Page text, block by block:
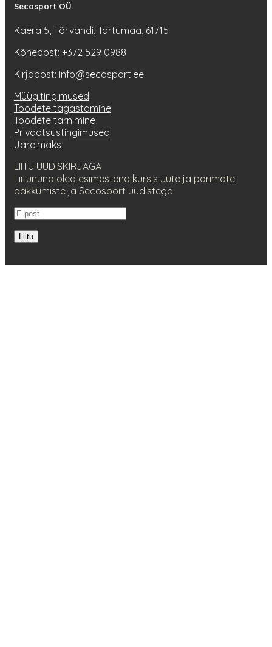
Secosport OÜ
Kaera 5, Tõrvandi, Tartumaa, 61715
Kõnepost: +372 529 0988
Kirjapost: info@secosport.ee
Müügitingimused
Toodete tagastamine
Toodete tarnimine
Privaatsustingimused
Järelmaks
LIITU UUDISKIRJAGA
Liitununa oled esimestena kursis uute ja parimate
pakkumiste ja Secosport uudistega.
Liitu